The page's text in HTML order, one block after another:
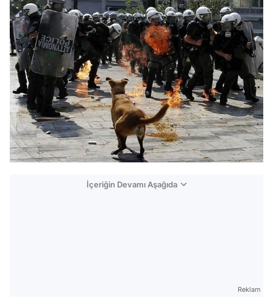
İçeriğin Devamı Aşağıda
Reklam